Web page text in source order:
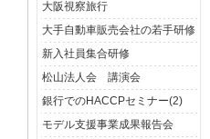
大阪視察旅行
大手自動車販売会社の若手研修
新入社員集合研修
松山法人会 講演会
銀行でのHACCPセミナー(2)
モデル支援事業成果報告会